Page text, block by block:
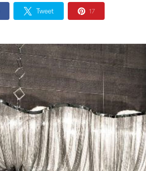
Tweet 17